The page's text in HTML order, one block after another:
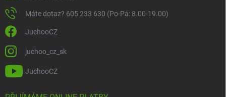
Máte dotaz? 605 233 630 (Po-Pá: 8.00-19.00)
JuchooCZ
juchoo_cz_sk
JuchooCZ